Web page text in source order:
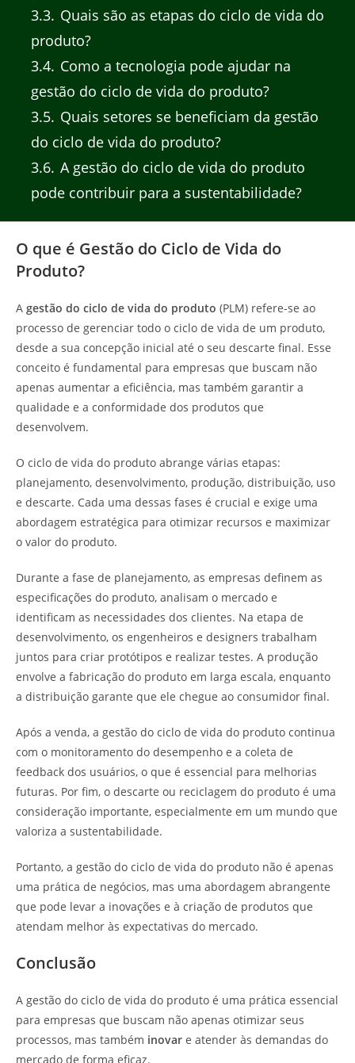
3.3 Quais são as etapas do ciclo de vida do
produto?
3.4 Como a tecnologia pode ajudar na
gestão do ciclo de vida do produto?
3.5 Quais setores se beneficiam da gestão
do ciclo de vida do produto?
3.6 A gestão do ciclo de vida do produto
pode contribuir para a sustentabilidade?
O que é Gestão do Ciclo de Vida do
Produto?
A gestão do ciclo de vida do produto (PLM) refere-se ao
processo de gerenciar todo o ciclo de vida de um produto,
desde a sua concepção inicial até o seu descarte final. Esse
conceito é fundamental para empresas que buscam não
apenas aumentar a eficiência, mas também garantir a
qualidade e a conformidade dos produtos que
desenvolvem.
O ciclo de vida do produto abrange várias etapas:
planejamento, desenvolvimento, produção, distribuição, uso
e descarte. Cada uma dessas fases é crucial e exige uma
abordagem estratégica para otimizar recursos e maximizar
o valor do produto.
Durante a fase de planejamento, as empresas definem as
especificações do produto, analisam o mercado e
identificam as necessidades dos clientes. Na etapa de
desenvolvimento, os engenheiros e designers trabalham
juntos para criar protótipos e realizar testes. A produção
envolve a fabricação do produto em larga escala, enquanto
a distribuição garante que ele chegue ao consumidor final.
Após a venda, a gestão do ciclo de vida do produto continua
com o monitoramento do desempenho e a coleta de
feedback dos usuários, o que é essencial para melhorias
futuras. Por fim, o descarte ou reciclagem do produto é uma
consideração importante, especialmente em um mundo que
valoriza a sustentabilidade.
Portanto, a gestão do ciclo de vida do produto não é apenas
uma prática de negócios, mas uma abordagem abrangente
que pode levar a inovações e à criação de produtos que
atendam melhor às expectativas do mercado.
Conclusão
A gestão do ciclo de vida do produto é uma prática essencial
para empresas que buscam não apenas otimizar seus
processos, mas também inovar e atender às demandas do
mercado de forma eficaz.